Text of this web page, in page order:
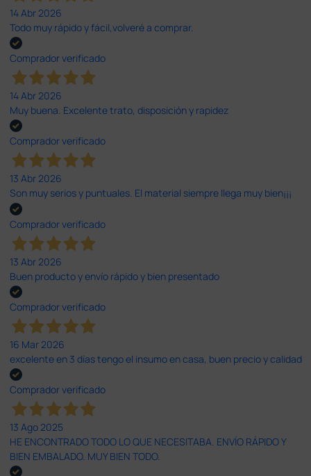
14 Abr 2026
Todo muy rápido y fácil,volveré a comprar.
Comprador verificado
14 Abr 2026
Muy buena. Excelente trato, disposición y rapidez
Comprador verificado
13 Abr 2026
Son muy serios y puntuales. El material siempre llega muy bien¡¡¡
Comprador verificado
13 Abr 2026
Buen producto y envío rápido y bien presentado
Comprador verificado
16 Mar 2026
excelente en 3 días tengo el insumo en casa, buen precio y calidad
Comprador verificado
13 Ago 2025
HE ENCONTRADO TODO LO QUE NECESITABA. ENVÍO RÁPIDO Y
BIEN EMBALADO. MUY BIEN TODO.